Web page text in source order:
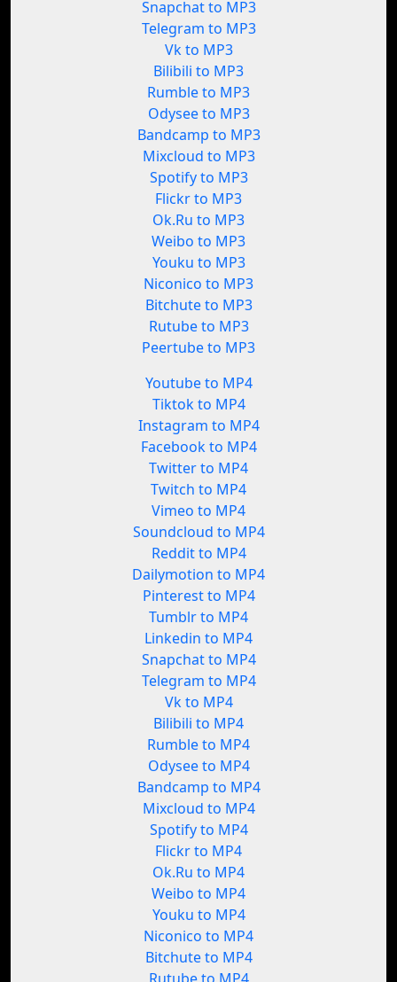
Snapchat to MP3
Telegram to MP3
Vk to MP3
Bilibili to MP3
Rumble to MP3
Odysee to MP3
Bandcamp to MP3
Mixcloud to MP3
Spotify to MP3
Flickr to MP3
Ok.Ru to MP3
Weibo to MP3
Youku to MP3
Niconico to MP3
Bitchute to MP3
Rutube to MP3
Peertube to MP3
Youtube to MP4
Tiktok to MP4
Instagram to MP4
Facebook to MP4
Twitter to MP4
Twitch to MP4
Vimeo to MP4
Soundcloud to MP4
Reddit to MP4
Dailymotion to MP4
Pinterest to MP4
Tumblr to MP4
Linkedin to MP4
Snapchat to MP4
Telegram to MP4
Vk to MP4
Bilibili to MP4
Rumble to MP4
Odysee to MP4
Bandcamp to MP4
Mixcloud to MP4
Spotify to MP4
Flickr to MP4
Ok.Ru to MP4
Weibo to MP4
Youku to MP4
Niconico to MP4
Bitchute to MP4